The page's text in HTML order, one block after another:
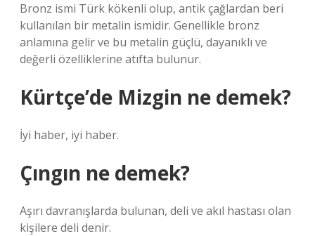
Bronz ismi Türk kökenli olup, antik çağlardan beri
kullanılan bir metalin ismidir. Genellikle bronz
anlamına gelir ve bu metalin güçlü, dayanıklı ve
değerli özelliklerine atıfta bulunur.
Kürtçe’de Mizgin ne demek?
İyi haber, iyi haber.
Çıngın ne demek?
Aşırı davranışlarda bulunan, deli ve akıl hastası olan
kişilere deli denir.